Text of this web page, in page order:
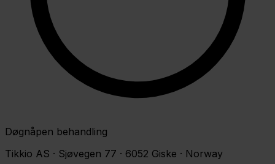
Døgnåpen behandling
Tikkio AS · Sjøvegen 77 · 6052 Giske · Norway